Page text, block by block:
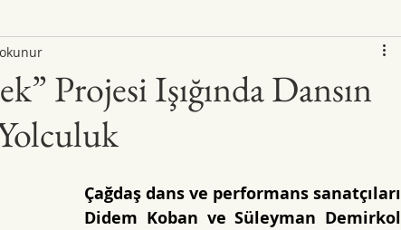
Projesi Işığında Dansın
Çağdaş dans ve performans sanatçıları
Didem Koban ve Süleyman Demirkol